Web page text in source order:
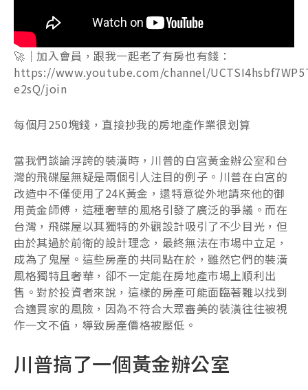
🚀｜加入會員，跟我一起老了有房也有錢：
https://www.youtube.com/channel/
e2sQ/join
每個月250塊錢，直接抄我的房地產作業很划算
當我們談論浮誇的裝潢時，川普的白宮黃金辦公室和台
灣的飛碟屋無疑是兩個引人注目的例子。川普在白宮的
改造中不僅使用了24K黃金，還特意從外地請來他的御
用黃金師傅，這種奢華的風格引發了廣泛的爭議。而在
台灣，飛碟屋以其獨特的外觀設計吸引了不少目光，但
由於其過於前衛的設計理念，最終無法在市場中立足，
成為了鬼屋。這些房產的共同點在於，雖然它們的裝潢
風格獨特且奢華，卻不一定能在房地產市場上順利出
售。對於投資者來說，這樣的房產可能面臨著難以找到
合適買家的風險，因為不符合大眾審美的裝潢往往被視
作一文不值，導致房產價格被壓低。
川普搞了一個黃金辦公室